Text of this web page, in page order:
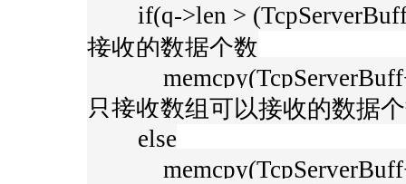
if(q->len >
接收的数据个数
只接收数组可以接收的数据
else